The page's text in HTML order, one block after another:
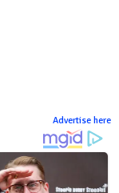
Advertise here